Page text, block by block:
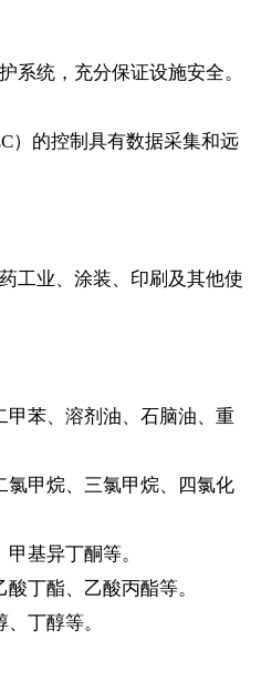
系统，充分保证设施安全。
）的控制具有数据采集和远
工业、涂装、印刷及其他使
甲苯、溶剂油、石脑油、重
氯甲烷、三氯甲烷、四氯化
基异丁酮等。
丁酯、乙酸丙酯等。
丁醇等。